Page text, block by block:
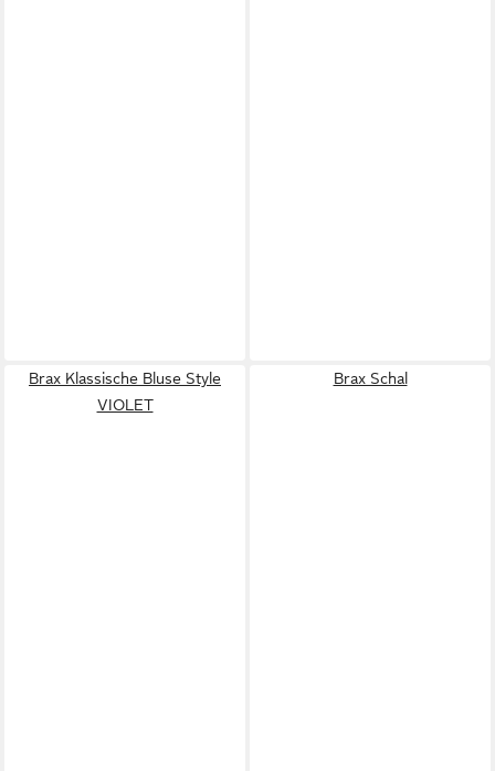
Brax Klassische Bluse Style
VIOLET
Brax Schal